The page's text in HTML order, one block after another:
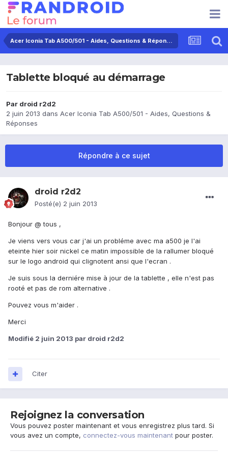
Acer Iconia Tab A500/501 - Aides, Questions & Réponses
Tablette bloqué au démarrage
Par droid r2d2
2 juin 2013 dans Acer Iconia Tab A500/501 - Aides, Questions &
Réponses
Répondre à ce sujet
droid r2d2
Posté(e) 2 juin 2013
Bonjour @ tous ,
Je viens vers vous car j'ai un probléme avec ma a500 je l'ai
eteinte hier soir nickel ce matin impossible de la rallumer bloqué
sur le logo android qui clignotent ansi que l'ecran .
Je suis sous la derniére mise à jour de la tablette , elle n'est pas
rooté et pas de rom alternative .
Pouvez vous m'aider .
Merci
Modifié 2 juin 2013 par droid r2d2
Citer
Rejoignez la conversation
Vous pouvez poster maintenant et vous enregistrez plus tard. Si
vous avez un compte, connectez-vous maintenant pour poster.